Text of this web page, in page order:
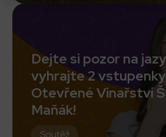
Dejte si pozor na
vyhrajte 2
Otevřené Vinařství
Maňák!